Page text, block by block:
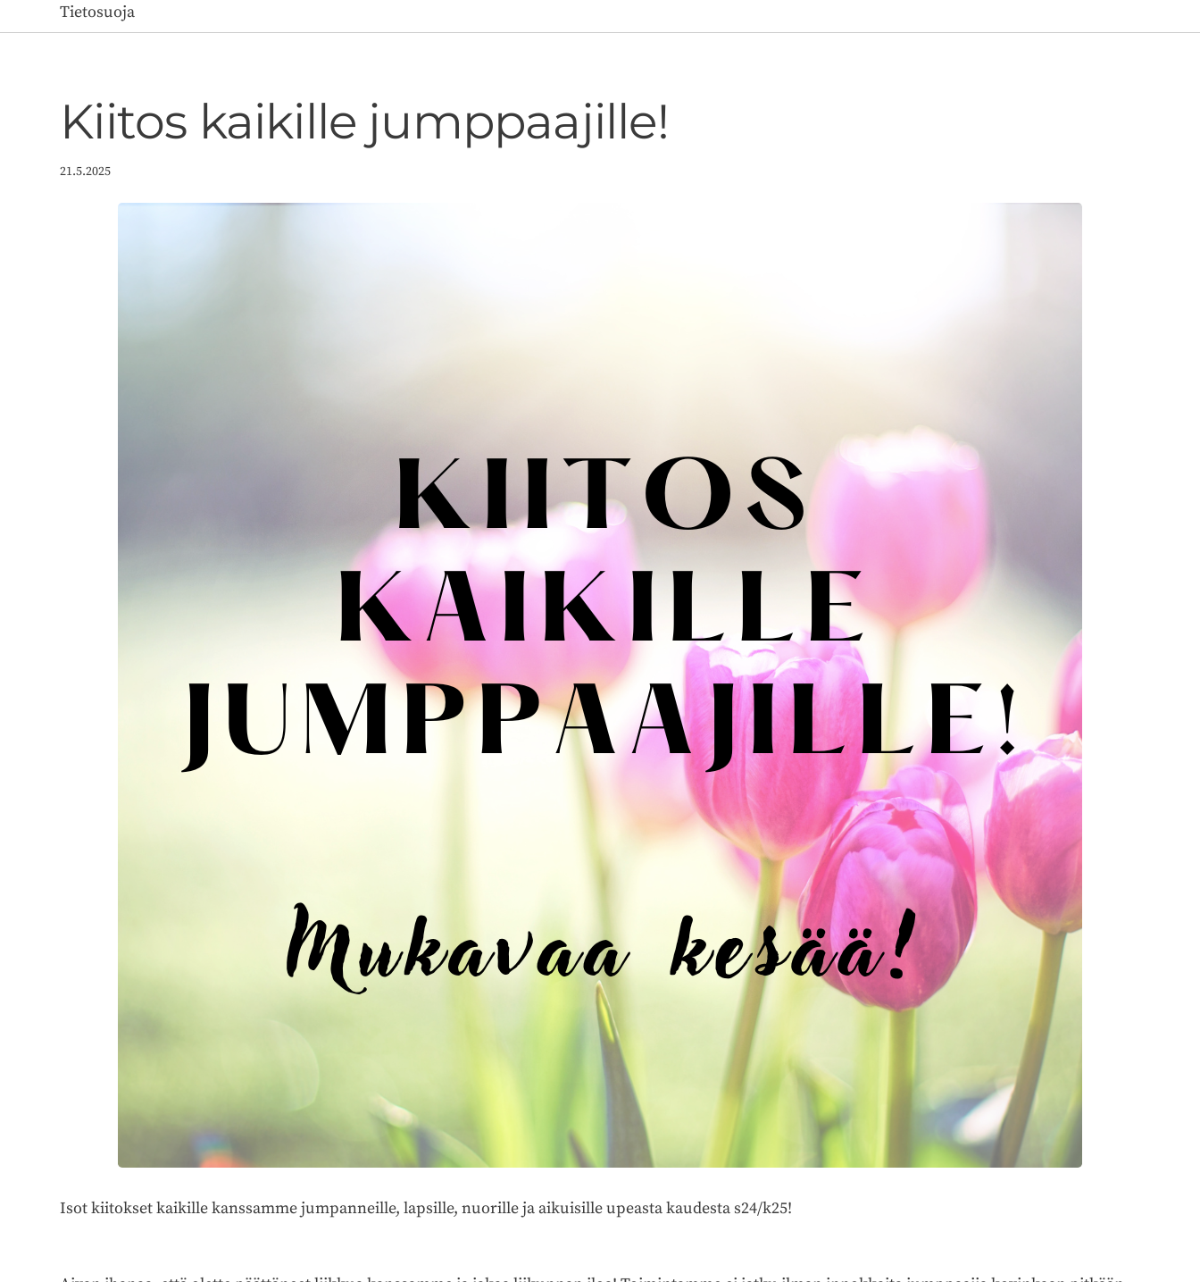
Tietosuoja
Kiitos kaikille jumppaajille!
21.5.2025
Isot kiitokset kaikille kanssamme jumpanneille, lapsille, nuorille ja aikuisille upeasta kaudesta s24/k25!